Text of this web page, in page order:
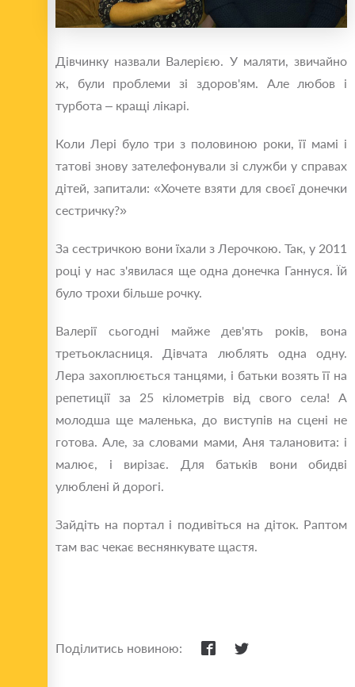
Дівчинку назвали Валерією. У маляти, звичайно
ж, були проблеми зі здоров'ям. Але любов і
турбота – кращі лікарі.
Коли Лері було три з половиною роки, її мамі і
татові знову зателефонували зі служби у справах
дітей, запитали: «Хочете взяти для своєї донечки
сестричку?»
За сестричкою вони їхали з Лерочкою. Так, у 2011
році у нас з'явилася ще одна донечка Ганнуся. Їй
було трохи більше рочку.
Валерії сьогодні майже дев'ять років, вона
третьокласниця. Дівчата люблять одна одну.
Лера захоплюється танцями, і батьки возять її на
репетиції за 25 кілометрів від свого села! А
молодша ще маленька, до виступів на сцені не
готова. Але, за словами мами, Аня талановита: і
малює, і вирізає. Для батьків вони обидві
улюблені й дорогі.
Зайдіть на портал і подивіться на діток. Раптом
там вас чекає веснянкувате щастя.
Поділитись новиною: